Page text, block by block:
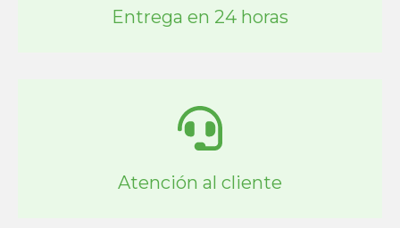
Entrega en 24 horas
Atención al cliente